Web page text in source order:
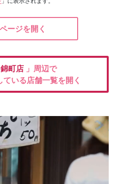
ージを開く
錦町店 」周辺で
いる店舗一覧を開く